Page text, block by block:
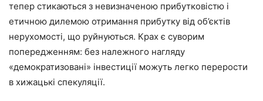
тепер стикаються з невизначеною прибутковістю і
етичною дилемою отримання прибутку від об’єктів
нерухомості, що руйнуються. Крах є суворим
попередженням: без належного нагляду
«демократизовані» інвестиції можуть легко перерости
в хижацькі спекуляції.